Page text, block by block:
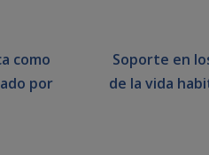
como
por
Soporte en
de la vida